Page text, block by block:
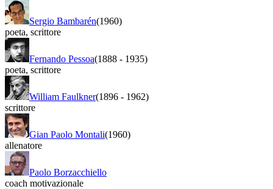
Sergio Bambarén(1960)
poeta, scrittore
Fernando Pessoa(1888 - 1935)
poeta, scrittore
William Faulkner(1896 - 1962)
scrittore
Gian Paolo Montali(1960)
allenatore
Paolo Borzacchiello
coach motivazionale